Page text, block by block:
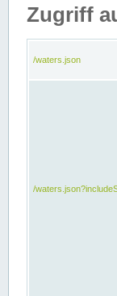
Zugriff
/waters.json
/